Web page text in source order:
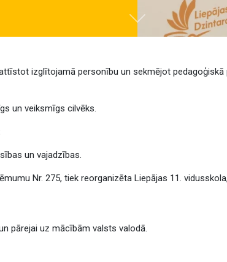
Tālāk
izglītojamā personību un sekmējot pedagoģiskā
un veiksmīgs cilvēks.
un vajadzības.
Nr. 275, tiek reorganizēta Liepājas 11.
pārejai uz mācībām valsts valodā.